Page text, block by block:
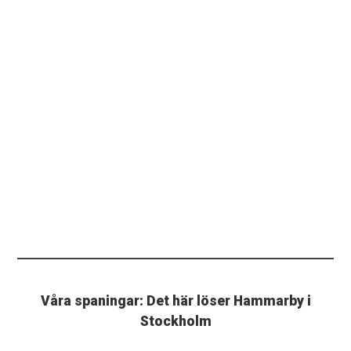
Våra spaningar: Det här löser Hammarby i
Stockholm